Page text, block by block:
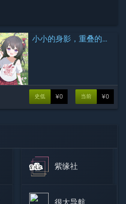
小小的身影，重叠的内心
¥0
当前
¥0
史低
紫缘社